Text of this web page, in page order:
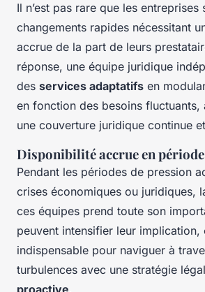
Il n’est pas rare que les entreprises
changements rapides nécessitant
accrue de la part de leurs
réponse, une équipe juridique
des services adaptatifs en
en fonction des besoins fluctuants,
une couverture juridique continue et
Disponibilité accrue en
Pendant les périodes de pression
crises économiques ou juridiques,
ces équipes prend toute son
peuvent intensifier leur implication,
indispensable pour naviguer à
turbulences avec une stratégie